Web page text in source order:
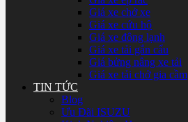
Giá xe chở xe
Giá xe cứu hộ
Giá xe đông lạnh
Giá xe tải gắn cẩu
Giá bửng nâng xe tải
Giá xe tải chở gia cầm
TIN TỨC
Blog
Ưu Đãi ISUZU